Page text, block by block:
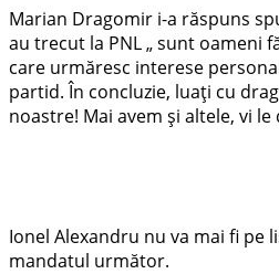
Marian Dragomir i-a răspuns
au trecut la PNL „ sunt oameni
care urmăresc interese
partid. În concluzie, luați cu
noastre! Mai avem și altele, vi le
Ionel Alexandru nu va mai fi pe
mandatul următor.